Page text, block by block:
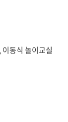
동식 놀이교실